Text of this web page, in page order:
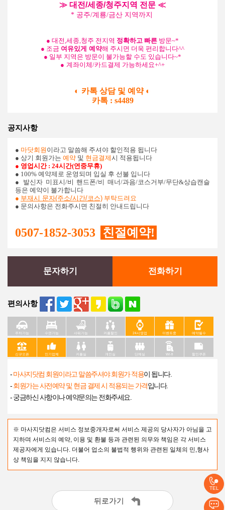
TEL
≫ 대전/세종/청주지역 전문 ≪
* 공주/계룡/금산 지역까지
● 대전,세종,청주 전지역 정확하고 빠른 방문~*
● 조금 여유있게 예약해 주시면 더욱 편리합니다^^
● 일부 지역은 방문이 불가능할 수도 있습니다~*
● 계좌이체/카드결제 가능하세요+^+
◐ 카톡 상담 및 예약 ◐
카톡 : s4489
공지사항
● 마닷회원 이라고 말씀해 주셔야 할인적용 됩니다
● 상기 회원가는 예약 및 현금결제시 적용됩니다
● 영업시간 : 24시간(연중무휴)
● 100% 예약제로 운영되며 입실 후 선불 입니다
● 발신자 미표시/비 핸드폰/비 매너/과음/코스거부/무단&상습캔슬
등은 예약이 불가합니다
● 부재시 문자(주소/시간/코스) 부탁드려요
● 문의사항은 전화주시면 친절히 안내드립니다
0507-1852-3053 친절예약!
문자하기 전화하기
편의사항
주차가능 수면가능 샤워가능 커플할인 24시영업 이벤트중 예약필수
신규오픈 인기업체 커플실 개인실 단체실 Wi-fi 할인쿠폰
-마사지닷컴 회원이라고 말씀주셔야 회원가 적용이 됩니다.
-회원가는 사전예약 및 현금 결제 시 적용되는 가격입니다.
- 궁금하신 사항이나 예약문의는 전화주세요.
※ 마사지닷컴은 서비스 정보중개자로써 서비스 제공의 당사자가 아님을 고
지하며 서비스의 예약, 이용 및 환불 등과 관련된 의무와 책임은 각 서비스
제공자에게 있습니다. 더불어 업소의 불법적 행위와 관련된 일체의 민,형사
상 책임을 지지 않습니다.
뒤로가기